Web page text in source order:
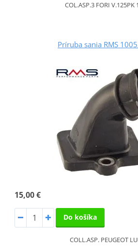
COL.ASP.3 FORI V.125PK
Príruba sania RMS
15,00 €
Do košíka
COLL.ASP. PEUGEOT